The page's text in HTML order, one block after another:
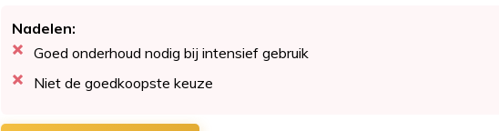
Nadelen:
Goed onderhoud nodig bij intensief gebruik
Niet de goedkoopste keuze